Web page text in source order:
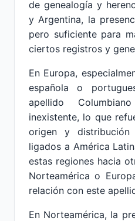
de genealogía y
y Argentina, la
pero suficiente para
ciertos registros y
En Europa,
española o
apellido
inexistente, lo que
origen y distribución
ligados a América
estas regiones hacia
Norteamérica o
relación con este
En Norteamérica, la